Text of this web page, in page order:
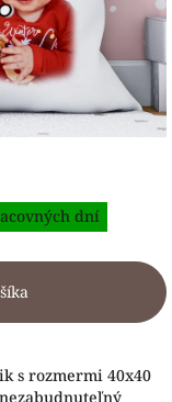
dní
s rozmermi 40x40